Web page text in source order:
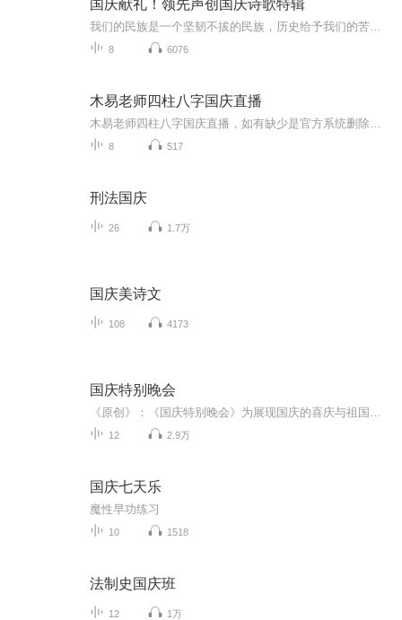
国庆献礼！领先声创国庆诗歌特辑
8 6076
木易老师四柱八字国庆直播
8 517
刑法国庆
26 1.7万
国庆美诗文
108 4173
国庆特别晚会
12 2.9万
国庆七天乐
魔性早功练习
10 1518
法制史国庆班
12 1万